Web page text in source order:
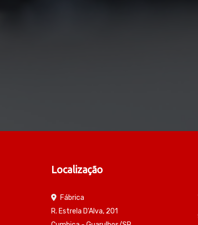
Localização
Fábrica
R. Estrela D'Alva, 201